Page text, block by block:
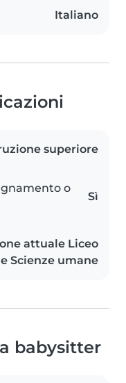
Italiano
superiore
o
Sì
attuale Liceo
Scienze umane
babysitter